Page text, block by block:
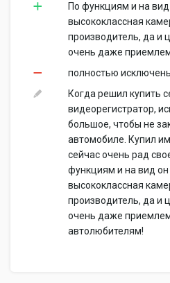
По функциям и на
высококлассная
производитель, да и
очень даже
полностью
Когда решил купить
видеорегистратор,
большое, чтобы не
автомобиле. Купил
сейчас очень рад
функциям и на вид он
высококлассная
производитель, да и
очень даже
автолюбителям!